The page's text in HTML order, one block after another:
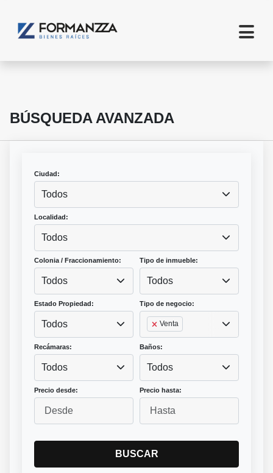
BÚSQUEDA AVANZADA
Ciudad:
Todos
Localidad:
Todos
Colonia / Fraccionamiento:
Todos
Tipo de inmueble:
Todos
Estado Propiedad:
Todos
Tipo de negocio:
Venta
Recámaras:
Todos
Baños:
Todos
Precio desde: Precio hasta:
BUSCAR